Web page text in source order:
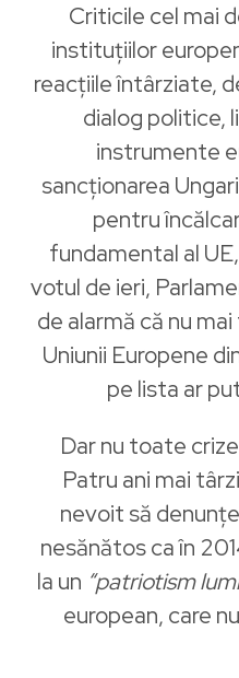
Criticile cel mai
instituțiilor
reacțiile întârziate,
dialog politice,
instrumente
sancționarea
pentru
fundamental al
votul de ieri,
de alarmă că nu
Uniunii Europene
pe lista ar
Dar nu toate
Patru ani mai
nevoit să
nesănătos ca în
la un “patriotism
european, care